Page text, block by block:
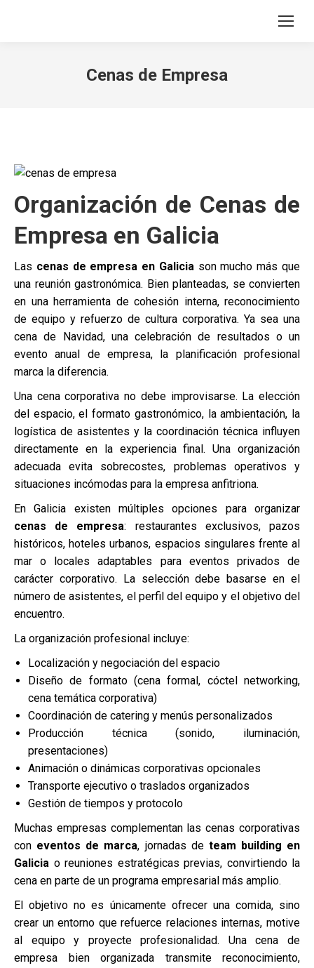
Search:
Cenas de Empresa
Organización de Cenas de
Empresa en Galicia
Las cenas de empresa en Galiciason mucho más que
una reunión gastronómica. Bien planteadas, se convierten
en una herramienta de cohesión interna, reconocimiento
de equipo y refuerzo de cultura corporativa. Ya sea una
cena de Navidad, una celebración de resultados o un
evento anual de empresa, la planificación profesional
marca la diferencia.
Una cena corporativa no debe improvisarse. La elección
del espacio, el formato gastronómico, la ambientación, la
logística de asistentes y la coordinación técnica influyen
directamente en la experiencia final. Una organización
adecuada evita sobrecostes, problemas operativos y
situaciones incómodas para la empresa anfitriona.
En Galicia existen múltiples opciones para organizar
cenas de empresa: restaurantes exclusivos, pazos
históricos, hoteles urbanos, espacios singulares frente al
mar o locales adaptables para eventos privados de
carácter corporativo. La selección debe basarse en el
número de asistentes, el perfil del equipo y el objetivo del
encuentro.
La organización profesional incluye:
Localización y negociación del espacio
Diseño de formato (cena formal, cóctel networking,
cena temática corporativa)
Coordinación de catering y menús personalizados
Producción técnica (sonido, iluminación,
presentaciones)
Animación o dinámicas corporativas opcionales
Transporte ejecutivo o traslados organizados
Gestión de tiempos y protocolo
Muchas empresas complementan las cenas corporativas
con eventos de marca, jornadas de team building en
Galicia o reuniones estratégicas previas, convirtiendo la
cena en parte de un programa empresarial más amplio.
El objetivo no es únicamente ofrecer una comida, sino
crear un entorno que refuerce relaciones internas, motive
al equipo y proyecte profesionalidad. Una cena de
empresa bien organizada transmite reconocimiento,